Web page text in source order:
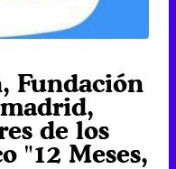
Tráiler de la tercera temporada de 'The Walking Dead: Dead City' de AMC+
Fundación
de los
"12 Meses,